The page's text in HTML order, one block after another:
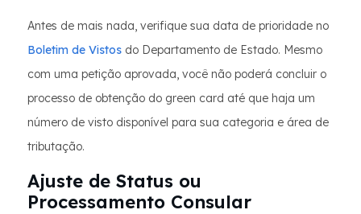
Antes de mais nada, verifique sua data de prioridade no
Boletim de Vistos do Departamento de Estado. Mesmo
com uma petição aprovada, você não poderá concluir o
processo de obtenção do green card até que haja um
número de visto disponível para sua categoria e área de
tributação.
Ajuste de Status ou
Processamento Consular